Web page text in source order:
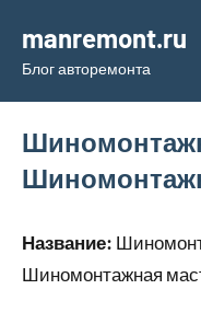
содержимому
manremont.ru
Блог авторемонта
Название:
Шиномонтажная